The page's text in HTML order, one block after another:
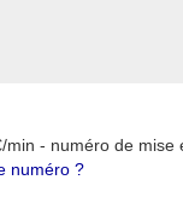
min - numéro de mise
numéro ?